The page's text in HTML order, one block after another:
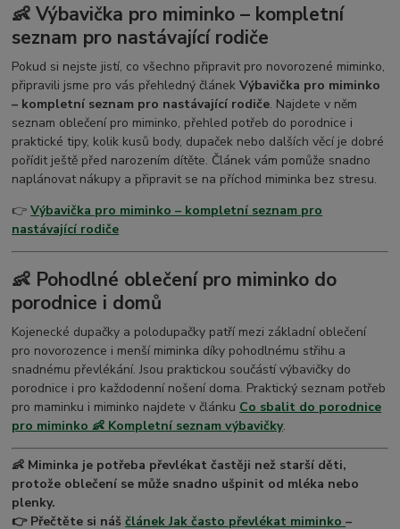
👶 Výbavička pro miminko – kompletní
seznam pro nastávající rodiče
Pokud si nejste jistí, co všechno připravit pro novorozené miminko,
připravili jsme pro vás přehledný článekVýbavička pro miminko
– kompletní seznam pro nastávající rodiče. Najdete v něm
seznam oblečení pro miminko, přehled potřeb do porodnice i
praktické tipy, kolik kusů body, dupaček nebo dalších věcí je dobré
pořídit ještě před narozením dítěte. Článek vám pomůže snadno
naplánovat nákupy a připravit se na příchod miminka bez stresu.
👉Výbavička pro miminko – kompletní seznam pro
nastávající rodiče
👶 Pohodlné oblečení pro miminko do
porodnice i domů
Kojenecké dupačky a polodupačky patří mezi základní oblečení
pro novorozence i menší miminka díky pohodlnému střihu a
snadnému převlékání. Jsou praktickou součástí výbavičky do
porodnice i pro každodenní nošení doma. Praktický seznam potřeb
pro maminku i miminko najdete v článku Co sbalit do porodnice
pro miminko 👶 Kompletní seznam výbavičky.
👶 Miminka je potřeba převlékat častěji než starší děti,
protože oblečení se může snadno ušpinit od mléka nebo
plenky.
👉 Přečtěte si náščlánek Jak často převlékat miminko–